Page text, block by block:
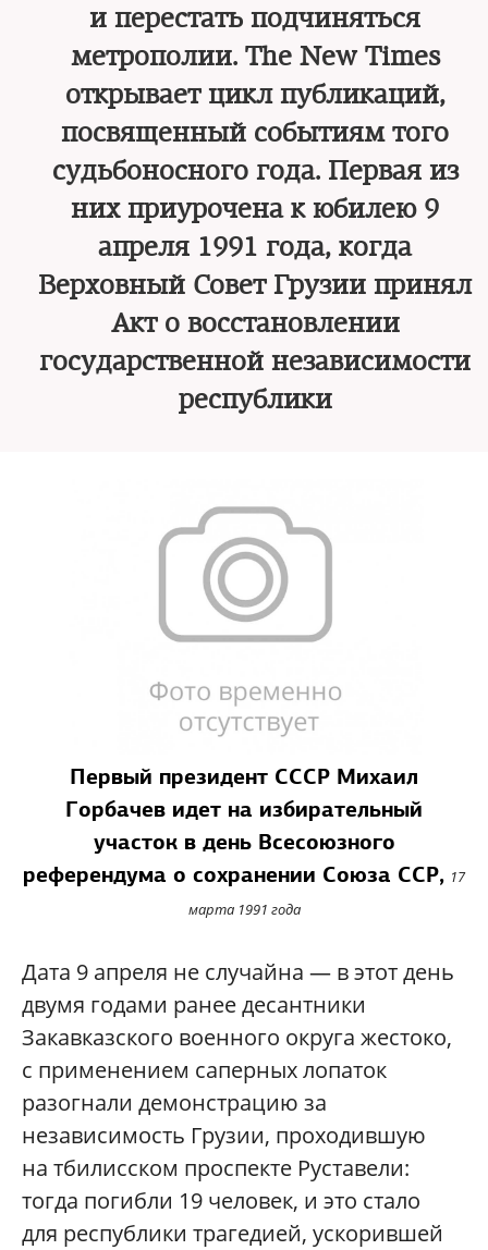
и перестать подчиняться
метрополии. The New Times
открывает цикл публикаций,
посвященный событиям того
судьбоносного года. Первая из
них приурочена к юбилею 9
апреля 1991 года, когда
Верховный Совет Грузии принял
Акт о восстановлении
государственной независимости
республики
Первый президент СССР Михаил
Горбачев идет на избирательный
участок в день Всесоюзного
референдума о сохранении Союза ССР, 17
марта 1991 года
Дата 9 апреля не случайна — в этот день
двумя годами ранее десантники
Закавказского военного округа жестоко,
с применением саперных лопаток
разогнали демонстрацию за
независимость Грузии, проходившую
на тбилисском проспекте Руставели:
тогда погибли 19 человек, и это стало
для республики трагедией, ускорившей